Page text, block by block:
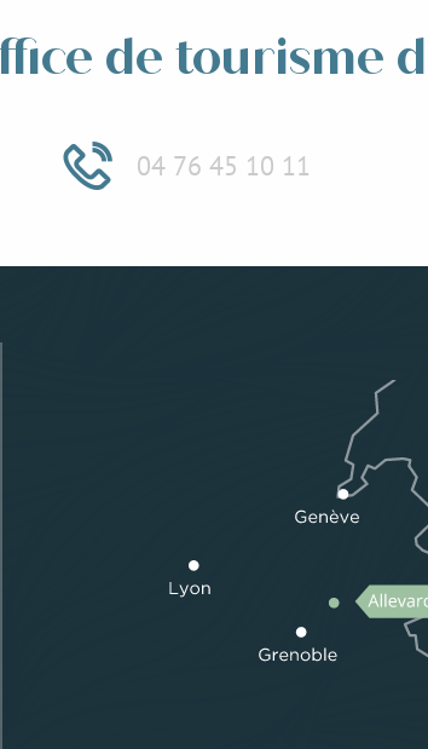
de tourisme
04 76 45 10 11